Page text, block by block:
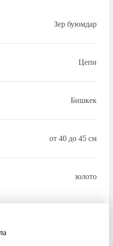
Зер буюмдар
Цепи
Бишкек
от 40 до 45 см
золото